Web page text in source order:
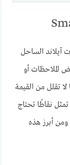
آيلاند الساحل
الملاحظات أو
تقلل من القيمة
نقاطًا تحتاج
ومن أبرز هذه